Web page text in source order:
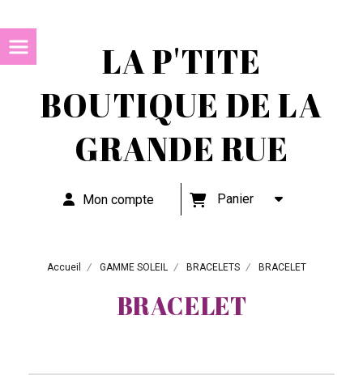
LA P'TITE
BOUTIQUE DE LA
GRANDE RUE
Mon compte Panier
Accueil GAMME SOLEIL BRACELETS BRACELET
BRACELET